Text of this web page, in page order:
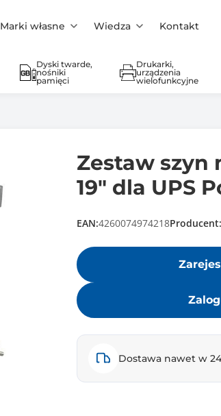
Marki własne Wiedza Kontakt
Dyski twarde,
nośniki
pamięci
Drukarki,
urządzenia
wielofunkcyjne
Zestaw szyn
19" dla UPS
EAN:4260074974218Producent:
Dostawa nawet w